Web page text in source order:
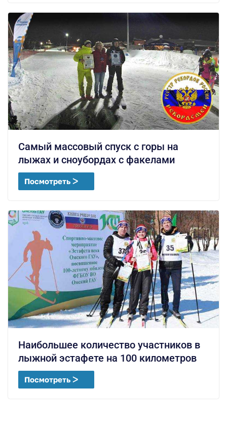
Самый массовый спуск с горы на
лыжах и сноубордах с факелами
Посмотреть ᐳ
Наибольшее количество участников в
лыжной эстафете на 100 километров
Посмотреть ᐳ